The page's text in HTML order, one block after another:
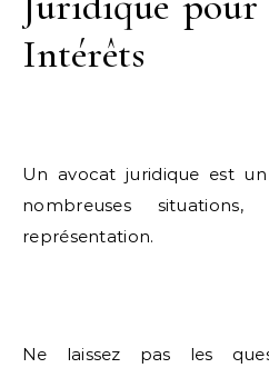
Intérêts
Un avocat juridique est
nombreuses
représentation.
Ne laissez pas les